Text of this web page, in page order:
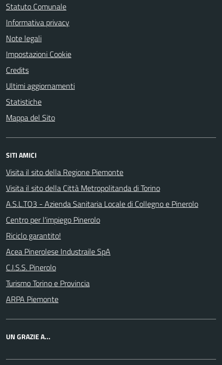
Statuto Comunale
Informativa privacy
Note legali
Impostazioni Cookie
Credits
Ultimi aggiornamenti
Statistiche
Mappa del Sito
SITI AMICI
Visita il sito della Regione Piemonte
Visita il sito della Città Metropolitanda di Torino
A.S.L.TO3 - Azienda Sanitaria Locale di Collegno e Pinerolo
Centro per l'impiego Pinerolo
Riciclo garantito!
Acea Pinerolese Industraile SpA
C.I.S.S. Pinerolo
Turismo Torino e Provincia
ARPA Piemonte
UN GRAZIE A...